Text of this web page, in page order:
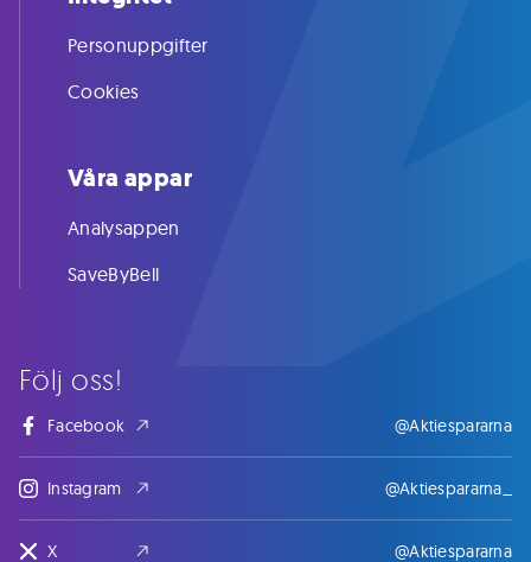
Följ oss!
Facebook @Aktiespararna
Instagram @Aktiespararna_
X @Aktiespararna
Personuppgifter
Cookies
Våra appar
Analysappen
SaveByBell